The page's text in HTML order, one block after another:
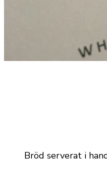
Bröd serverat i